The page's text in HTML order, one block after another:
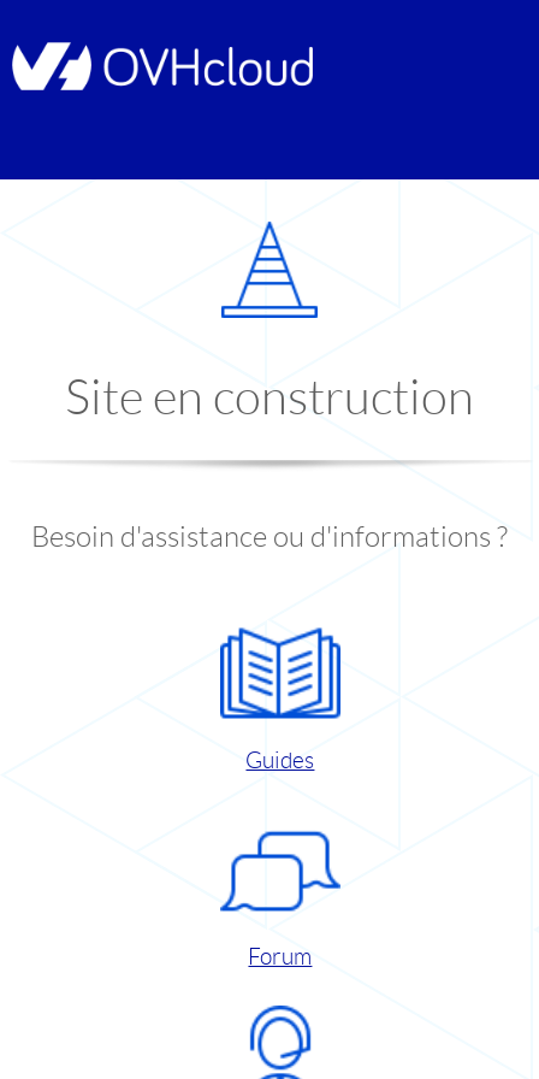
Site en construction
Besoin d'assistance ou d'informations ?
Guides
Forum